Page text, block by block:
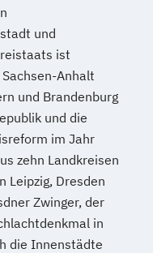
und
ist
Anhalt
und Brandenburg
und die
im Jahr
zehn Landkreisen
Leipzig, Dresden
Zwinger, der
in
die Innenstädte